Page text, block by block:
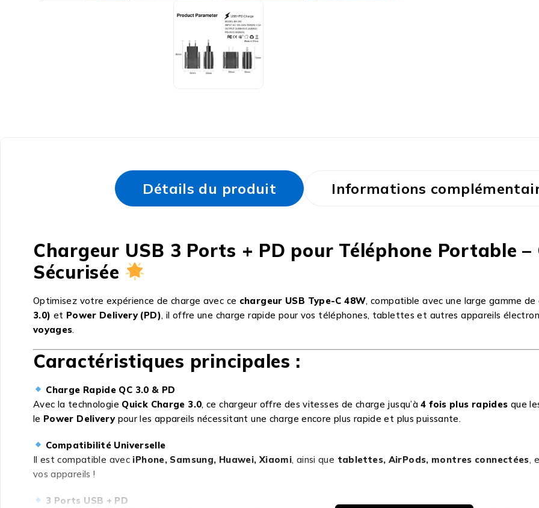
Détails du produit Informations
Chargeur USB 3 Ports + PD pour Téléphone Portable
Sécurisée
Optimisez votre expérience de charge avec ce chargeur USB Type-C 48W, compatible avec une large gamme
3.0) et Power Delivery (PD), il offre une charge rapide pour vos téléphones, tablettes et autres appareils
voyages.
Caractéristiques principales :
Charge Rapide QC 3.0 & PD
Avec la technologie Quick Charge 3.0, ce chargeur offre des vitesses de charge jusqu’à4 fois plus rapides que
le Power Deliverypour les appareils nécessitant une charge encore plus rapide et plus puissante.
Compatibilité Universelle
Il est compatible avec iPhone, Samsung, Huawei, Xiaomi, ainsi que tablettes, AirPods, montres connectées,
vos appareils !
3 Ports USB + PD